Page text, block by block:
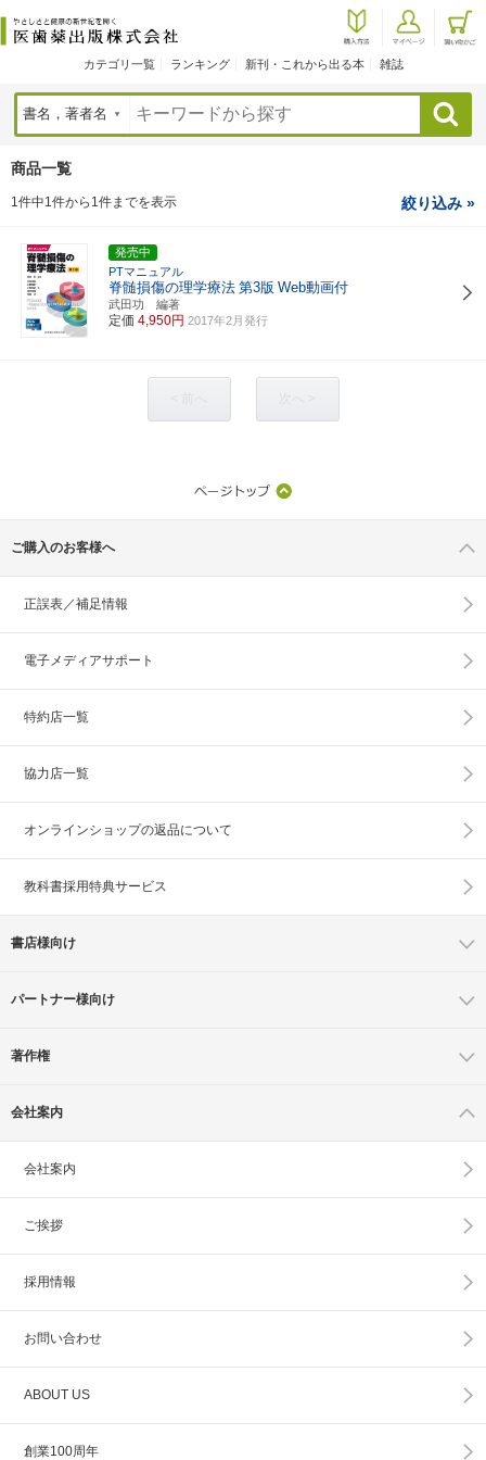
カテゴリ一覧 ランキング 新刊・これから出る本 雑誌
検索
商品一覧
1件中1件から1件までを表示 絞り込み »
発売中
PTマニュアル
脊髄損傷の理学療法 第3版 Web動画付
武田功 編著
定価 4,950円 2017年2月発行
ご購入のお客様へ
正誤表／補足情報
電子メディアサポート
特約店一覧
協力店一覧
オンラインショップの返品について
教科書採用特典サービス
書店様向け
パートナー様向け
著作権
会社案内
会社案内
ご挨拶
採用情報
お問い合わせ
ABOUT US
創業100周年